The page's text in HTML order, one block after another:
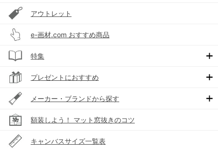
アウトレット
e-画材.com おすすめ商品
特集
プレゼントにおすすめ
メーカー・ブランドから探す
額装しよう！ マット窓抜きのコツ
キャンバスサイズ一覧表